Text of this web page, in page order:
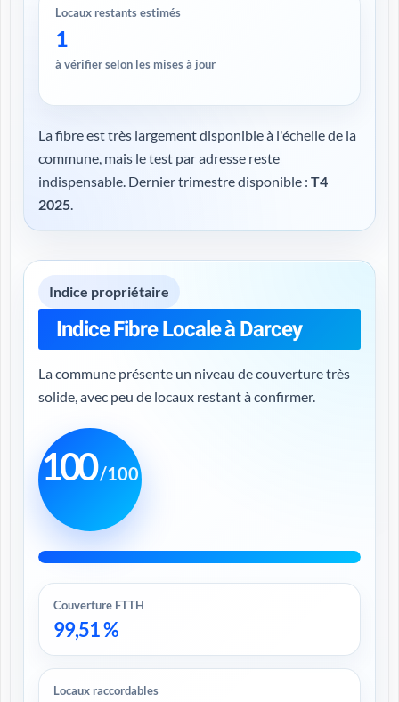
Locaux restants estimés
1
à vérifier selon les mises à jour
La fibre est très largement disponible à l'échelle de la
commune, mais le test par adresse reste
indispensable. Dernier trimestre disponible : T4
2025.
Indice propriétaire
Indice Fibre Locale à Darcey
La commune présente un niveau de couverture très
solide, avec peu de locaux restant à confirmer.
100/100
Couverture FTTH
99,51 %
Locaux raccordables